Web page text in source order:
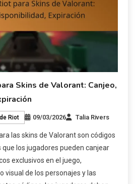
Skins de Valorant: Canjeo,
Riot 09/03/2026 Talia Rivers
las skins de Valorant son códigos
los jugadores pueden canjear
exclusivos en el juego,
visual de los personajes y las